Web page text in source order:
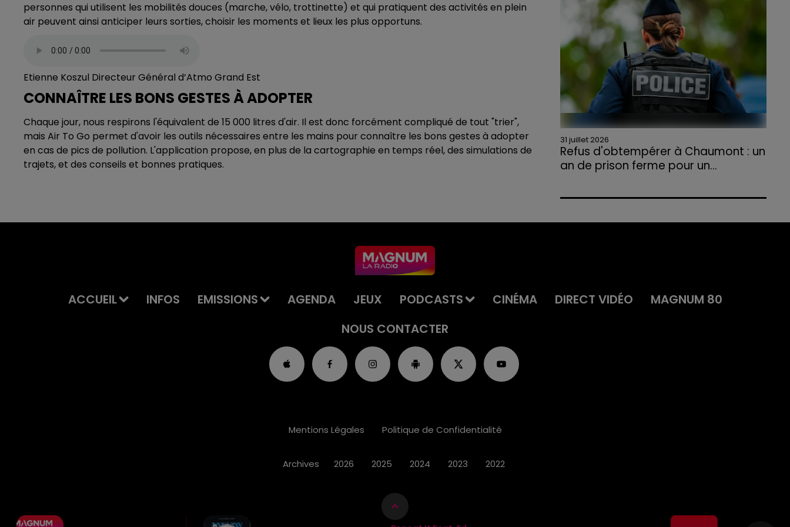
personnes qui utilisent les mobilités douces (marche, vélo, trottinette) et qui pratiquent des activités en plein
air peuvent ainsi anticiper leurs sorties, choisir les moments et lieux les plus opportuns.
Etienne Koszul Directeur Général d’Atmo Grand Est
CONNAÎTRE LES BONS GESTES À ADOPTER
Chaque jour, nous respirons l'équivalent de 15 000 litres d'air. Il est donc forcément compliqué de tout "trier",
mais Air To Go permet d'avoir les outils nécessaires entre les mains pour connaître les bons gestes à adopter
en cas de pics de pollution. L'application propose, en plus de la cartographie en temps réel, des simulations de
trajets, et des conseils et bonnes pratiques.
agriculteurs volontaires pour venir en aide...
31 juillet 2026
Refus d'obtempérer à Chaumont : un
an de prison ferme pour un...
l'annulation de son permis et la confiscation
ACCUEIL INFOS EMISSIONS AGENDA JEUX PODCASTS CINÉMA DIRECT VIDÉO
MAGNUM 80
NOUS CONTACTER
Mentions Légales Politique de Confidentialité
Archives 2026 2025 2024 2023 2022